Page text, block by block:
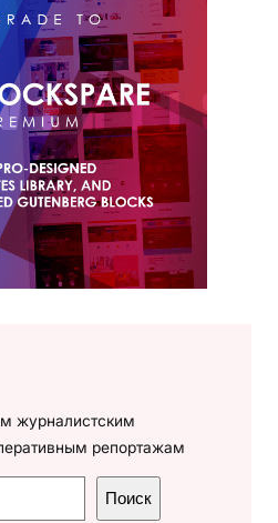
журналистским
репортажам
Поиск